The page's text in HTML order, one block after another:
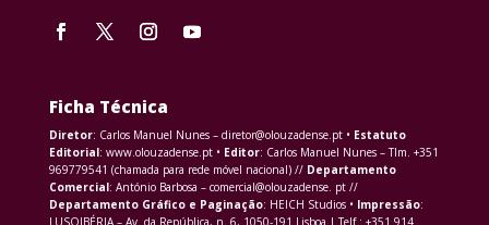
Ficha Técnica
Diretor: Carlos Manuel Nunes – diretor@olouzadense.pt • Estatuto
Editorial: www.olouzadense.pt • Editor: Carlos Manuel Nunes – Tlm. +351
969779541 (chamada para rede móvel nacional) // Departamento
Comercial: António Barbosa – comercial@olouzadense. pt //
Departamento Gráfico e Paginação: HEICH Studios • Impressão:
LUSOIBÉRIA – Av. da República, n. 6, 1050-191 Lisboa | Telf.: +351 914